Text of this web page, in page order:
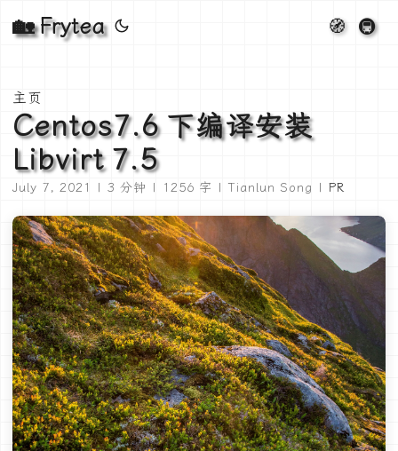
🏡 Frytea 🧭 🚇
主页
Centos7.6 下编译安装
Libvirt 7.5
July 7, 2021 | 3 分钟 | 1256 字 | Tianlun Song | PR